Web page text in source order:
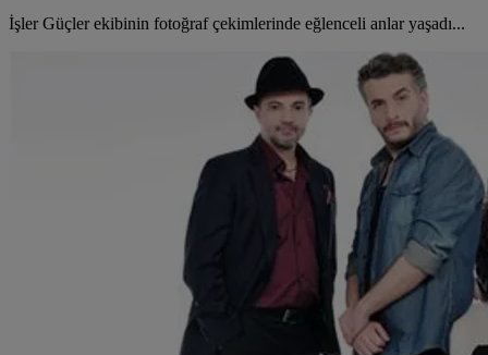
İşler Güçler ekibinin fotoğraf çekimlerinde eğlenceli anlar yaşadı...